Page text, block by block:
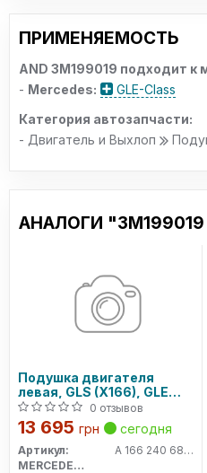
ПРИМЕНЯЕМОСТЬ
AND 3M199019 подходит
- Mercedes:
GLE-Class
Категория автозапчасти:
- Двигатель и Выхлоп
АНАЛОГИ "3M199019
Подушка двигателя
левая, GLS (X166), GLE
(W166, C292) 3.0CDI 11-
0 отзывов
13 695 грн сегодня
Артикул:
A 166 240 68 17
MERCEDES-BENZ